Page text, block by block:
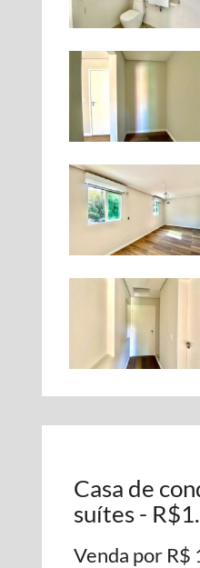
Casa de
suítes -
Venda por